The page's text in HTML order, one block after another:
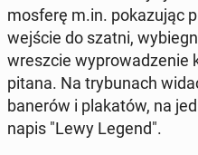
mos­fe­rę m.in. po­ka­zu­jąc
wejście do szatni,
wresz­cie wy­pro­wa­dze­nie
pi­ta­na. Na try­bu­nach
banerów i pla­ka­tów, na
napis "Lewy Legend".